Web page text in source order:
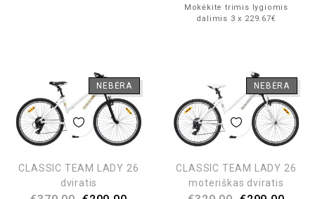
Mokėkite trimis lygiomis
dalimis 3 x 229.67€
NEBĖRA
CLASSIC TEAM LADY 26
dviratis
NEBĖRA
CLASSIC TEAM LADY 26
moteriškas dviratis